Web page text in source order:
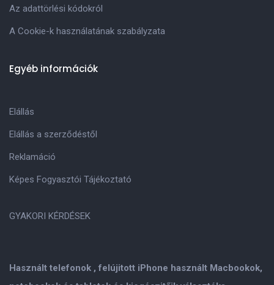
Használt telefonok , felújitott iPhone használt Macbookok,
Az adattörlési kódokról
A Cookie-k használatának szabályzata
Egyéb információk
Elállás
Elállás a szerződéstől
Reklamáció
Képes Fogyasztói Tájékoztató
GYAKORI KÉRDÉSEK